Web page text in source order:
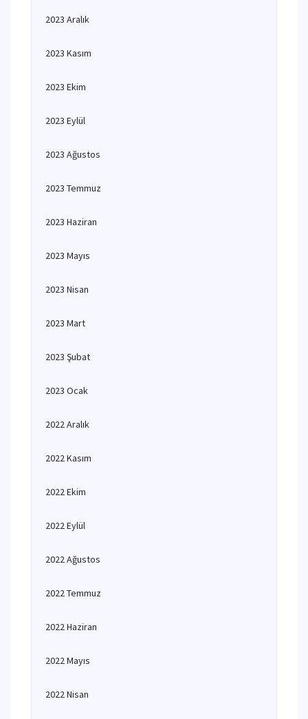
2023 Aralık
2023 Kasım
2023 Ekim
2023 Eylül
2023 Ağustos
2023 Temmuz
2023 Haziran
2023 Mayıs
2023 Nisan
2023 Mart
2023 Şubat
2023 Ocak
2022 Aralık
2022 Kasım
2022 Ekim
2022 Eylül
2022 Ağustos
2022 Temmuz
2022 Haziran
2022 Mayıs
2022 Nisan